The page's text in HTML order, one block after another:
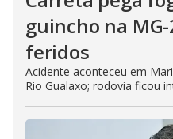
guincho na
feridos
Acidente aconteceu em
Rio Gualaxo; rodovia ficou